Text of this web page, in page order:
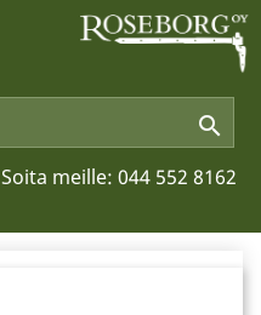

Soita meille: 044 552 8162